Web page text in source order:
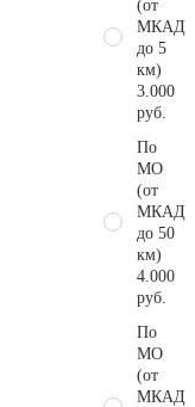
(от
МКАД
до 5
км)
3.000
руб.
По
МО
(от
МКАД
до 50
км)
4.000
руб.
По
МО
(от
МКАД